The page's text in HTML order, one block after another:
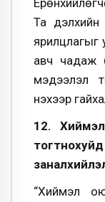
Та дэлхийн
ярилцлагыг
авч чадаж
мэдээлэл
үнэхээр
12.
“Хиймэл